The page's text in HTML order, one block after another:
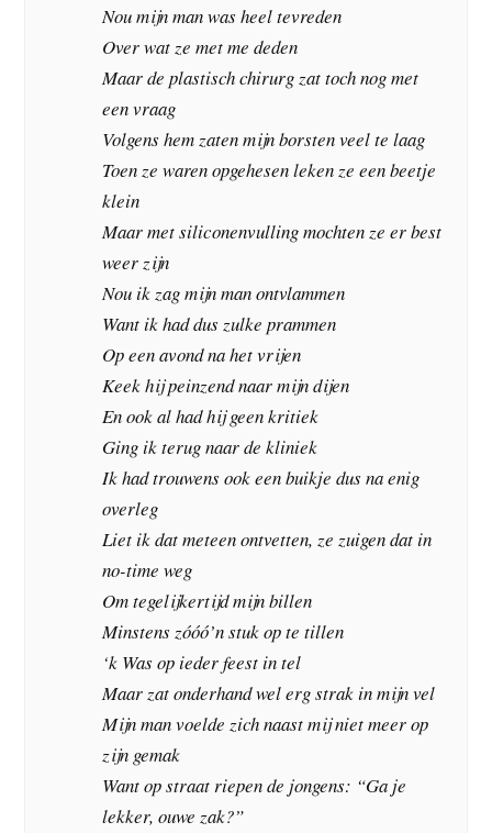
Nou mijn man was heel tevreden
Over wat ze met me deden
Maar de plastisch chirurg zat toch nog met
een vraag
Volgens hem zaten mijn borsten veel te laag
Toen ze waren opgehesen leken ze een beetje
klein
Maar met siliconenvulling mochten ze er best
weer zijn
Nou ik zag mijn man ontvlammen
Want ik had dus zulke prammen
Op een avond na het vrijen
Keek hij peinzend naar mijn dijen
En ook al had hij geen kritiek
Ging ik terug naar de kliniek
Ik had trouwens ook een buikje dus na enig
overleg
Liet ik dat meteen ontvetten, ze zuigen dat in
no-time weg
Om tegelijkertijd mijn billen
Minstens zóóó’n stuk op te tillen
‘k Was op ieder feest in tel
Maar zat onderhand wel erg strak in mijn vel
Mijn man voelde zich naast mij niet meer op
zijn gemak
Want op straat riepen de jongens: “Ga je
lekker, ouwe zak?”